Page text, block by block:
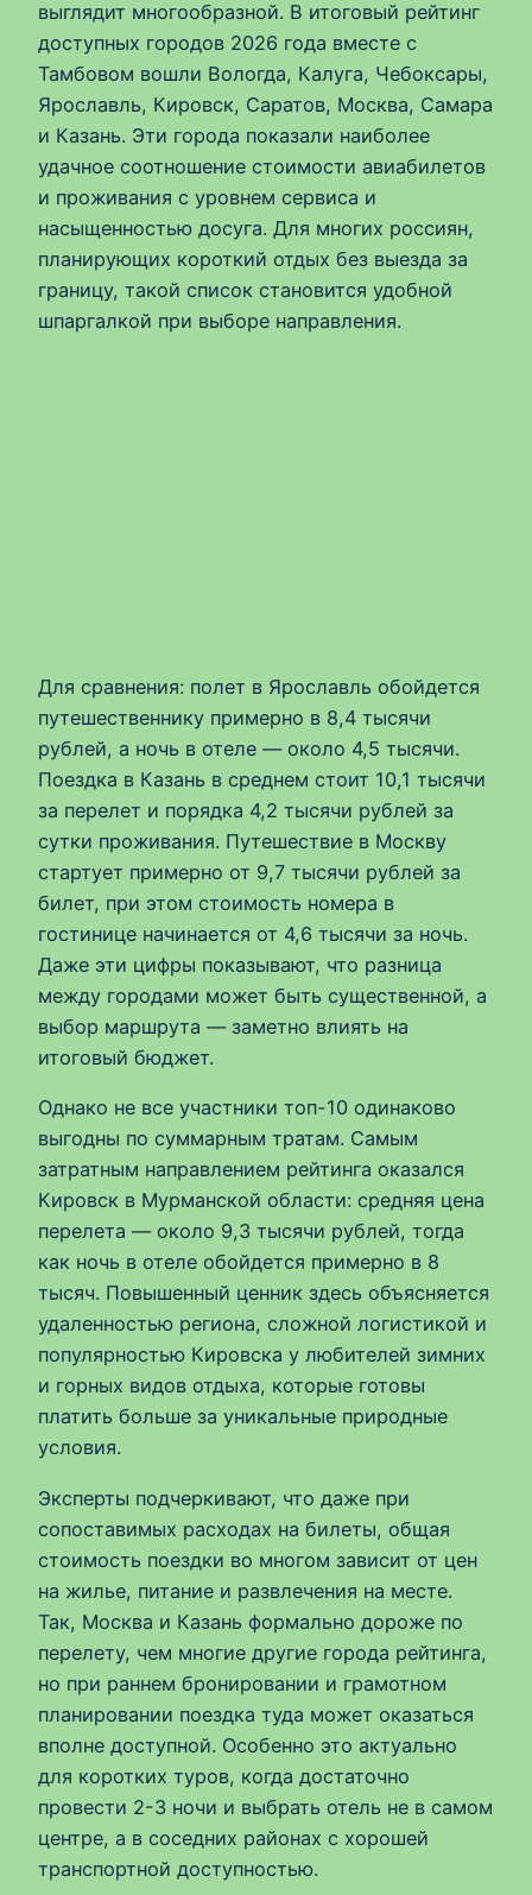
выглядит многообразной. В итоговый рейтинг
доступных городов 2026 года вместе с
Тамбовом вошли Вологда, Калуга, Чебоксары,
Ярославль, Кировск, Саратов, Москва, Самара
и Казань. Эти города показали наиболее
удачное соотношение стоимости авиабилетов
и проживания с уровнем сервиса и
насыщенностью досуга. Для многих россиян,
планирующих короткий отдых без выезда за
границу, такой список становится удобной
шпаргалкой при выборе направления.
Для сравнения: полет в Ярославль обойдется
путешественнику примерно в 8,4 тысячи
рублей, а ночь в отеле — около 4,5 тысячи.
Поездка в Казань в среднем стоит 10,1 тысячи
за перелет и порядка 4,2 тысячи рублей за
сутки проживания. Путешествие в Москву
стартует примерно от 9,7 тысячи рублей за
билет, при этом стоимость номера в
гостинице начинается от 4,6 тысячи за ночь.
Даже эти цифры показывают, что разница
между городами может быть существенной, а
выбор маршрута — заметно влиять на
итоговый бюджет.
Однако не все участники топ-10 одинаково
выгодны по суммарным тратам. Самым
затратным направлением рейтинга оказался
Кировск в Мурманской области: средняя цена
перелета — около 9,3 тысячи рублей, тогда
как ночь в отеле обойдется примерно в 8
тысяч. Повышенный ценник здесь объясняется
удаленностью региона, сложной логистикой и
популярностью Кировска у любителей зимних
и горных видов отдыха, которые готовы
платить больше за уникальные природные
условия.
Эксперты подчеркивают, что даже при
сопоставимых расходах на билеты, общая
стоимость поездки во многом зависит от цен
на жилье, питание и развлечения на месте.
Так, Москва и Казань формально дороже по
перелету, чем многие другие города рейтинга,
но при раннем бронировании и грамотном
планировании поездка туда может оказаться
вполне доступной. Особенно это актуально
для коротких туров, когда достаточно
провести 2-3 ночи и выбрать отель не в самом
центре, а в соседних районах с хорошей
транспортной доступностью.